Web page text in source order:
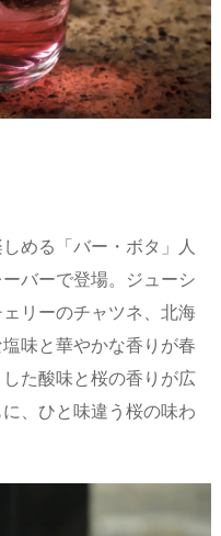
める「バー・ボタ」人
バーで登場。ジューシ
リーのチャツネ、北海
味と華やかな香りが春
た酸味と桜の香りが広
、ひと味違う桜の味わ